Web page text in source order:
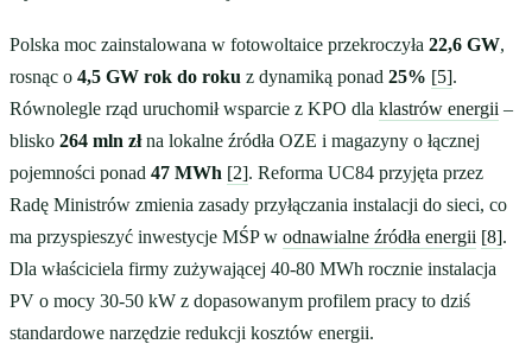
Polska moc zainstalowana w fotowoltaice przekroczyła 22,6 GW,
rosnąc o 4,5 GW rok do roku z dynamiką ponad 25% [5].
Równolegle rząd uruchomił wsparcie z KPO dla klastrów energii –
blisko 264 mln złna lokalne źródła OZE i magazyny o łącznej
pojemności ponad 47 MWh [2]. Reforma UC84 przyjęta przez
Radę Ministrów zmienia zasady przyłączania instalacji do sieci, co
ma przyspieszyć inwestycje MŚP w odnawialne źródła energii [8].
Dla właściciela firmy zużywającej 40-80 MWh rocznie instalacja
PV o mocy 30-50 kW z dopasowanym profilem pracy to dziś
standardowe narzędzie redukcji kosztów energii.